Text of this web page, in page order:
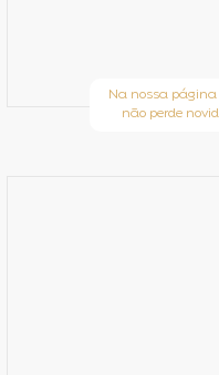
Na nossa página
não perde